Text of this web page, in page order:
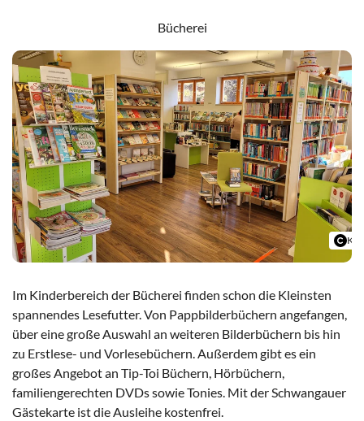
Bücherei
Im Kinderbereich der Bücherei finden schon die Kleinsten
spannendes Lesefutter. Von Pappbilderbüchern angefangen,
über eine große Auswahl an weiteren Bilderbüchern bis hin
zu Erstlese- und Vorlesebüchern. Außerdem gibt es ein
großes Angebot an Tip-Toi Büchern, Hörbüchern,
familiengerechten DVDs sowie Tonies. Mit der Schwangauer
Gästekarte ist die Ausleihe kostenfrei.